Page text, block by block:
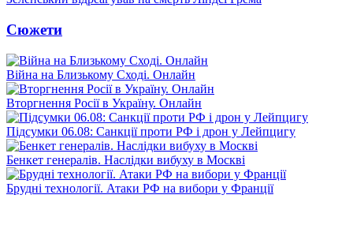
Сюжети
Війна на Близькому Сході. Онлайн
Вторгнення Росії в Україну. Онлайн
Підсумки 06.08: Санкції проти РФ і дрон у Лейпцигу
Бенкет генералів. Наслідки вибуху в Москві
Брудні технології. Атаки РФ на вибори у Франції